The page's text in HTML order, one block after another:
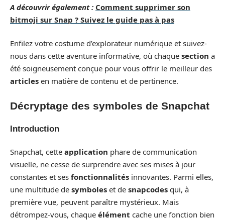
A découvrir également : Comment supprimer son
bitmoji sur Snap ? Suivez le guide pas à pas
Enfilez votre costume d’explorateur numérique et suivez-
nous dans cette aventure informative, où chaque section a
été soigneusement conçue pour vous offrir le meilleur des
articles en matière de contenu et de pertinence.
Décryptage des symboles de Snapchat
Introduction
Snapchat, cette application phare de communication
visuelle, ne cesse de surprendre avec ses mises à jour
constantes et ses fonctionnalités innovantes. Parmi elles,
une multitude de symboles et de snapcodes qui, à
première vue, peuvent paraître mystérieux. Mais
détrompez-vous, chaque élément cache une fonction bien